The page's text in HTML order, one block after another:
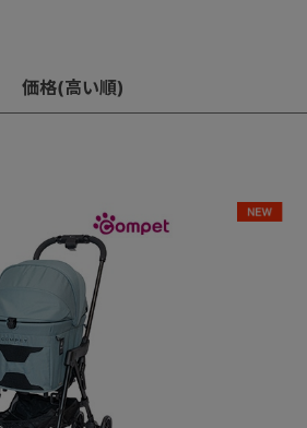
価格(高い順)